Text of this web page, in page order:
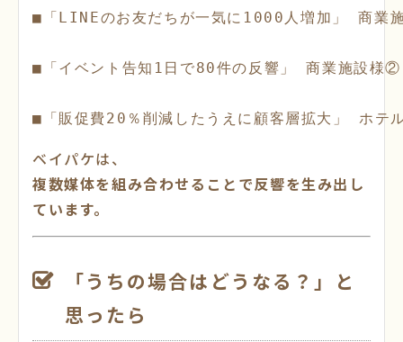
■「LINEのお友だちが一気に1000人増加」 商業
■「イベント告知1日で80件の反響」 商業施設様②
ベイパケは、
複数媒体を組み合わせることで反響を生み出し
ています。
「うちの場合はどうなる？」と
思ったら